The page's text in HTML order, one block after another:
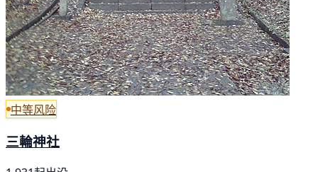
中等风险
三輪神社